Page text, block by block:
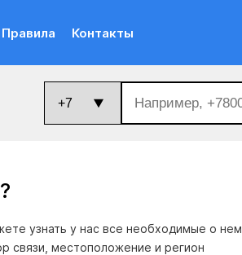
Правила Контакты
?
узнать у нас все необходимые о нем
связи, местоположение и регион